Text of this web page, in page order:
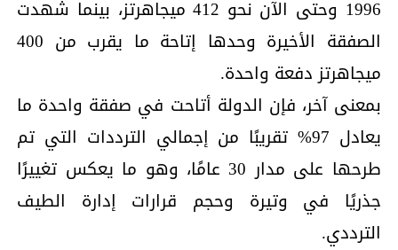
1996 وحتى الآن نحو 412 ميجاهرتز، بينما شهدت
الصفقة الأخيرة وحدها إتاحة ما يقرب من 400
ميجاهرتز دفعة واحدة.
بمعنى آخر، فإن الدولة أتاحت في صفقة واحدة ما
يعادل 97% تقريبًا من إجمالي الترددات التي تم
طرحها على مدار 30 عامًا، وهو ما يعكس تغييرًا
جذريًا في وتيرة وحجم قرارات إدارة الطيف
الترددي.